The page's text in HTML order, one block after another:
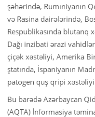
şəhərində, Rumıniyanın
və Rasina dairələrində,
Respublikasında blutanq
Dağı inzibati ərazi
çiçək xəstəliyi, Amerika
ştatında, İspaniyanın
patogen quş qripi xəstəliyi
Bu barədə Azərbaycan
(AQTA) İnformasiya